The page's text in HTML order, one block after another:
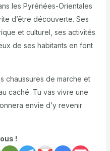
les Pyrénées-Orientales
d’être découverte. Ses
et culturel, ses activités
de ses habitants en font
chaussures de marche et
caché. Tu vas vivre une
envie d’y revenir
!